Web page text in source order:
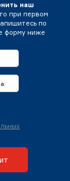
наш
при первом
по
форму ниже